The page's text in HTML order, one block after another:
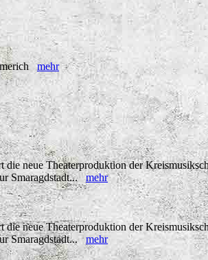
mehr
neue Theaterproduktion der
Smaragdstadt...mehr
neue Theaterproduktion der
Smaragdstadt...mehr